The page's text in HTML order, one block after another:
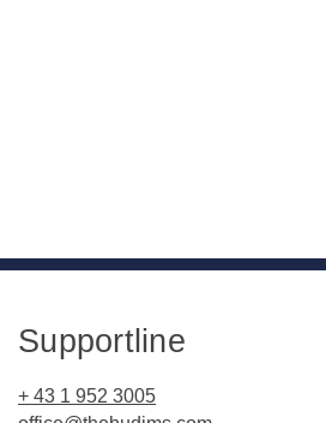
Supportline
+ 43 1 952 3005